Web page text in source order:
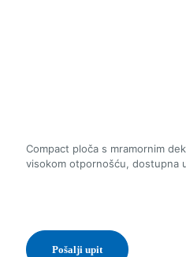
Compact ploča s mramornim
visokom otpornošću, dostupna
Pošalji upit